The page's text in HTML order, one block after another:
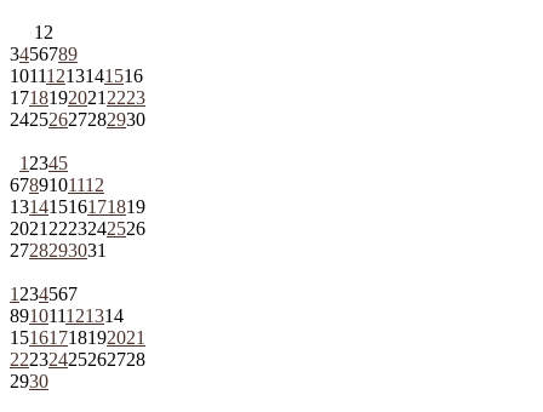
1 2
3456789
10111213141516
1718192021 2223
24252627282930
1 2345
6789101112
13141516171819
2021 2223242526
2728293031
1 234567
891011121314
15161718192021
22232425262728
2930